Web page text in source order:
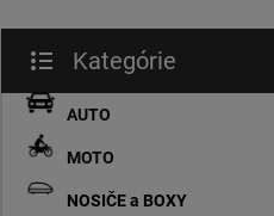
č
kategórie
Kategórie
AUTO
MOTO
NOSIČE a BOXY